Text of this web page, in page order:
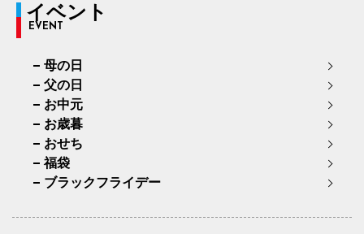
イベント
EVENT
母の日
父の日
お中元
お歳暮
おせち
福袋
ブラックフライデー